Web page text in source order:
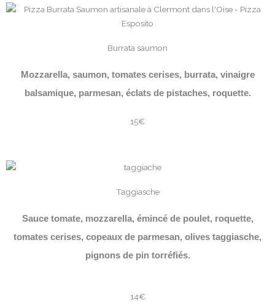
Burrata saumon
Mozzarella, saumon, tomates cerises, burrata, vinaigre
balsamique, parmesan, éclats de pistaches, roquette.
15€
Taggiasche
Sauce tomate, mozzarella, émincé de poulet, roquette,
tomates cerises, copeaux de parmesan, olives taggiasche,
pignons de pin torréfiés.
14€